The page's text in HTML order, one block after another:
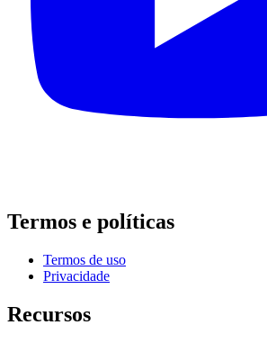
Termos e políticas
Termos de uso
Privacidade
Recursos